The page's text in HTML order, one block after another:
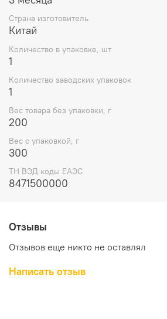
Страна изготовитель
Китай
Количество в упаковке, шт
1
Количество заводских упаковок
1
Вес товара без упаковки, г
200
Вес с упаковкой, г
300
ТН ВЭД коды ЕАЭС
8471500000
Отзывы
Отзывов еще никто не оставлял
Написать отзыв